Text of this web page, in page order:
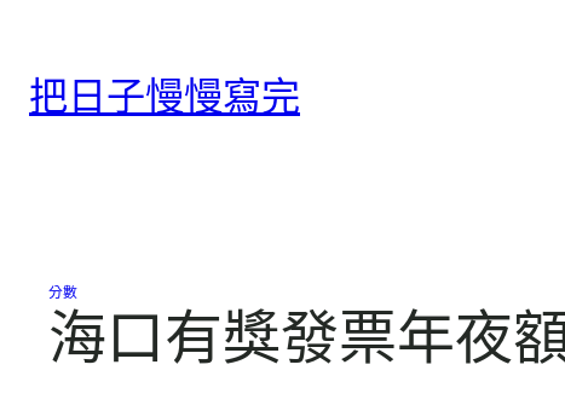
把日子慢慢寫完
分數
海口有獎發票年夜